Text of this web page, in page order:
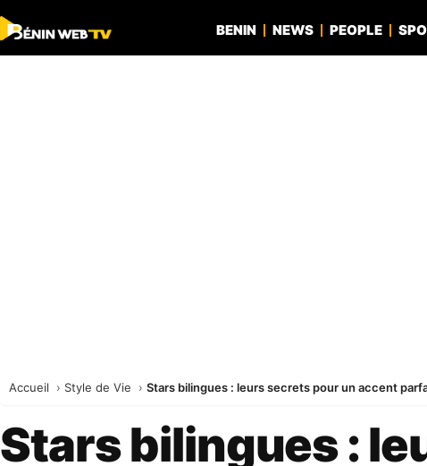
BENIN NEWS PEOPLE
Accueil Style de Vie Stars bilingues : leurs secrets pour un accent
Stars bilingues :